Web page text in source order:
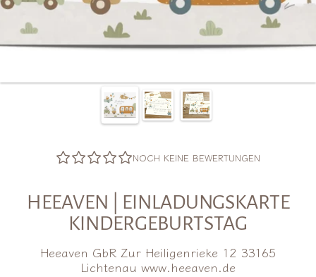
NOCH KEINE BEWERTUNGEN
HEEAVEN | EINLADUNGSKARTE
KINDERGEBURTSTAG
Heeaven GbR Zur Heiligenrieke 12 33165
Lichtenau www.heeaven.de